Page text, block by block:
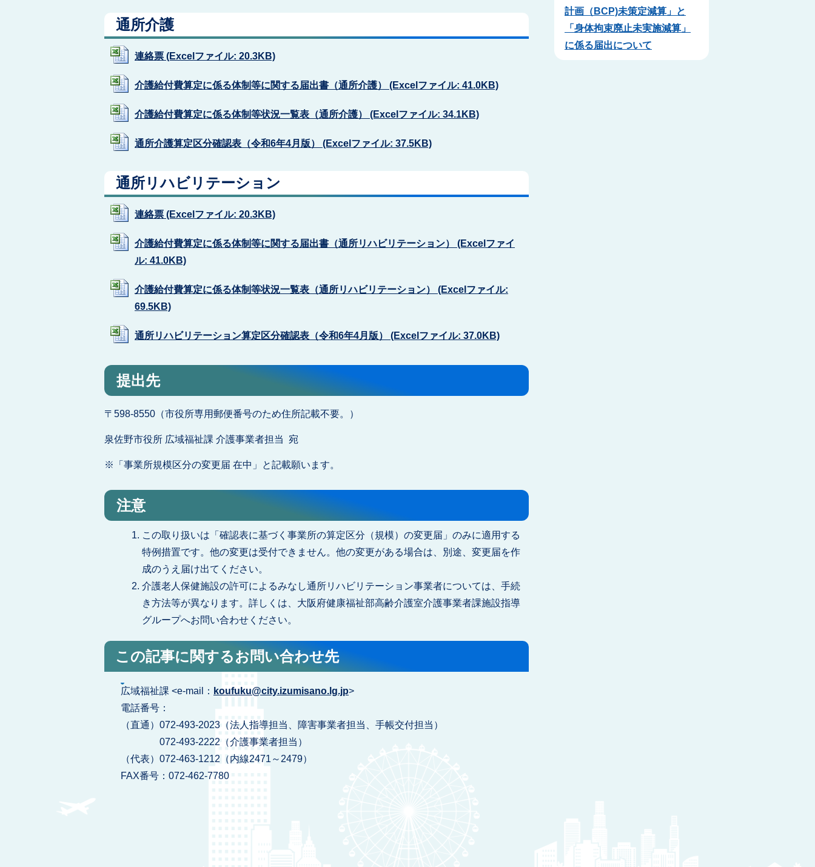
通所介護
連絡票 (Excelファイル: 20.3KB)
介護給付費算定に係る体制等に関する届出書（通所介護） (Excelファイル: 41.0KB)
介護給付費算定に係る体制等状況一覧表（通所介護） (Excelファイル: 34.1KB)
通所介護算定区分確認表（令和6年4月版） (Excelファイル: 37.5KB)
通所リハビリテーション
連絡票 (Excelファイル: 20.3KB)
介護給付費算定に係る体制等に関する届出書（通所リハビリテーション） (Excelファイ
ル: 41.0KB)
介護給付費算定に係る体制等状況一覧表（通所リハビリテーション） (Excelファイル:
69.5KB)
通所リハビリテーション算定区分確認表（令和6年4月版） (Excelファイル: 37.0KB)
提出先
〒598-8550（市役所専用郵便番号のため住所記載不要。）
泉佐野市役所 広域福祉課 介護事業者担当 宛
※「事業所規模区分の変更届 在中」と記載願います。
注意
この取り扱いは「確認表に基づく事業所の算定区分（規模）の変更届」のみに適用する
特例措置です。他の変更は受付できません。他の変更がある場合は、別途、変更届を作
成のうえ届け出てください。
介護老人保健施設の許可によるみなし通所リハビリテーション事業者については、手続
き方法等が異なります。詳しくは、大阪府健康福祉部高齢介護室介護事業者課施設指導
グループへお問い合わせください。
この記事に関するお問い合わせ先
広域福祉課 <e-mail： koufuku@city.izumisano.lg.jp>
電話番号：
（直通）072-493-2023（法人指導担当、障害事業者担当、手帳交付担当）
072-493-2222（介護事業者担当）
（代表）072-463-1212（内線2471～2479）
FAX番号：072-462-7780
計画（BCP)未策定減算」と
「身体拘束廃止未実施減算」
に係る届出について